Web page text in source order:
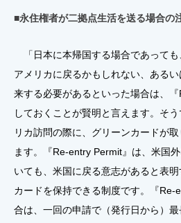
■永住権者が二拠点生活を送る場合の
「日本に本帰国する場合であっても
アメリカに戻るかもしれない、ある
来する必要があるといった場合は、
しておくことが賢明と言えます。そ
リカ訪問の際に、グリーンカードが
ます。『Re-entry Permit』は、米国
いても、米国に戻る意志があると表
カードを保持できる制度です。『Re-
合は、一回の申請で（発行日から）